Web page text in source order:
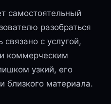
самостоятельный
разобраться
с услугой,
коммерческим
узкий, его
близкого материала.